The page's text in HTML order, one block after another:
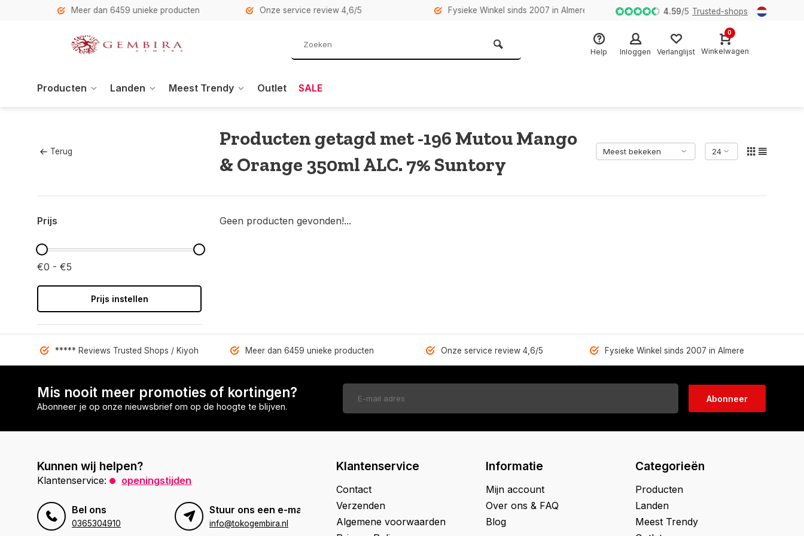
Meer dan 6459 unieke producten Onze service review 4,6/5 Fysieke Winkel sinds 2007 in Almere 4.59/5 Trusted-shops
Help Inloggen Verlanglijst
0
Winkelwagen
Producten Landen Meest Trendy Outlet SALE
Terug
Producten getagd met -196 Mutou Mango
& Orange 350ml ALC. 7% Suntory
Prijs
€0 - €5
Prijs instellen
Geen producten gevonden!...
***** Reviews Trusted Shops / Kiyoh Meer dan 6459 unieke producten Onze service review 4,6/5 Fysieke Winkel sinds 2007 in Almere
Mis nooit meer promoties of kortingen?
Abonneer je op onze nieuwsbrief om op de hoogte te blijven.
Abonneer
Kunnen wij helpen?
Klantenservice: openingstijden
Bel ons
0365304910
Stuur ons een e-mail
info@tokogembira.nl
Klantenservice
Contact
Verzenden
Algemene voorwaarden
Informatie
Mijn account
Over ons & FAQ
Blog
Categorieën
Producten
Landen
Meest Trendy